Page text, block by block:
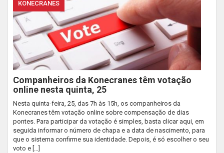
KONECRANES
Companheiros da Konecranes têm votação
online nesta quinta, 25
Nesta quinta-feira, 25, das 7h às 15h, os companheiros da
Konecranes têm votação online sobre compensação de dias
pontes. Para participar da votação é simples, basta clicar aqui, em
seguida informar o número de chapa e a data de nascimento, para
que o sistema confirme sua identidade. Depois, é só escolher o seu
voto e […]